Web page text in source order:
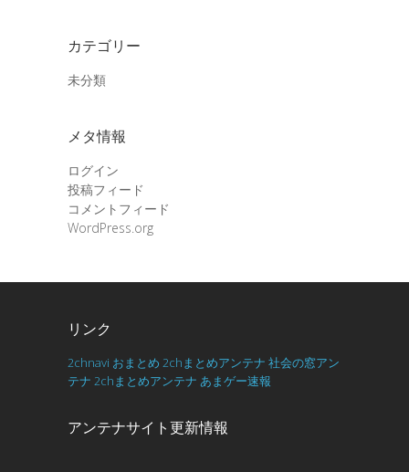
カテゴリー
未分類
メタ情報
ログイン
投稿フィード
コメントフィード
WordPress.org
リンク
2chnavi おまとめ 2chまとめアンテナ 社会の窓アン
テナ 2chまとめアンテナ あまゲー速報
アンテナサイト更新情報